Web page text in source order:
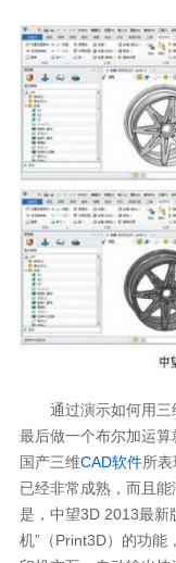
通过演示如何用三
最后做一个布尔加运算
国产三维CAD软件所表
已经非常成熟，而且
是，中望3D 2013最新
机”（Print3D）的功能